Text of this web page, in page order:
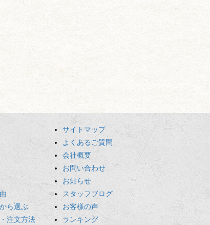
ら選ぶ
注文方法
サイトマップ
よくあるご質問
会社概要
お問い合わせ
お知らせ
スタッフブログ
お客様の声
ランキング